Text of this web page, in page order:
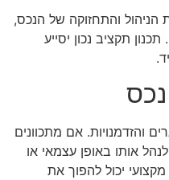
הניהול והתחזוקה של הנכס,
תקציב נכון יסייע
והזדמנויות. אם מתכוונים
אותו באופן עצמאי או
מקצועי יכול להפוך את